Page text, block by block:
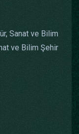
Sanat ve Bilim
ve Bilim Şehir